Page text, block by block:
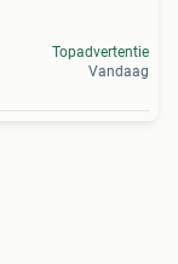
Topadvertentie
Vandaag